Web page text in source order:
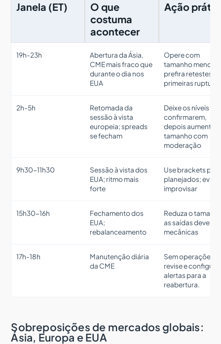
Janela (ET)
O que
costuma
acontecer
Ação
19h-23h
Abertura da Ásia,
CME mais fraco que
durante o dia nos
EUA
Opere com
tamanho menor;
prefira retestes a
primeiras
2h-5h
Retomada da
sessão à vista
europeia; spreads
se fecham
Deixe os níveis
confirmarem,
depois aumente o
tamanho com
moderação
9h30-11h30
Sessão à vista dos
EUA; ritmo mais
forte
Use brackets pré-
planejados; evite
improvisar
15h30-16h
Fechamento dos
EUA;
rebalanceamento
Reduza o
as saídas devem
mecânicas
17h-18h
Manutenção diária
da CME
Sem operações;
revise e configure
alertas para a
reabertura.
Sobreposições de mercados globais:
Ásia, Europa e EUA